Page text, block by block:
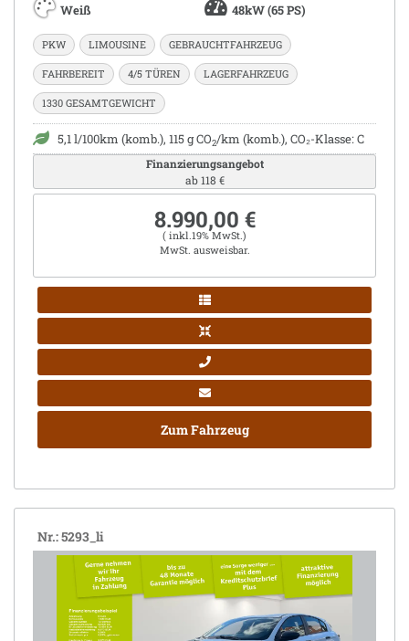
Weiß 48kW (65 PS)
PKW LIMOUSINE GEBRAUCHTFAHRZEUG
FAHRBEREIT 4/5 TÜREN LAGERFAHRZEUG
1330 GESAMTGEWICHT
5,1 l/100km (komb.), 115 g CO2/km (komb.), CO₂-Klasse: C
Finanzierungsangebot
ab 118 €
8.990,00 €
( inkl.19% MwSt.)
MwSt. ausweisbar.
Zum Fahrzeug
Nr.: 5293_li